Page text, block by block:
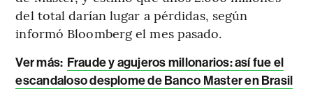
del total darían lugar a pérdidas, según
informó Bloomberg el mes pasado.
Ver más: Fraude y agujeros millonarios: así fue el
escandaloso desplome de Banco Master en Brasil